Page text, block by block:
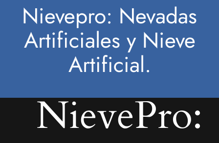
Nievepro: Nevadas
Artificiales y Nieve
Artificial.
NievePro: